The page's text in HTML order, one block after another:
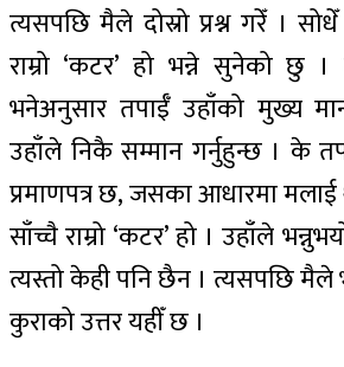
त्यसपछि मैले दोस्रो प्रश्न गरेँ ।
राम्रो ‘कटर’ हो भन्ने सुनेको छु
भनेअनुसार तपाईँ उहाँको मुख्य
उहाँले निकै सम्मान गर्नुहुन्छ । के
प्रमाणपत्र छ, जसका आधारमा
साँच्चै राम्रो ‘कटर’ हो । उहाँले
त्यस्तो केही पनि छैन । त्यसपछि
कुराको उत्तर यहीँ छ ।